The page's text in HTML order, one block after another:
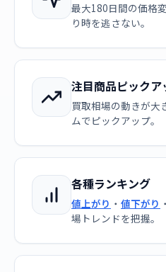
最大180日間の価格
り時を逃さない。
注目商品ピックア
買取相場の動きが大
ムでピックアップ。
各種ランキング
値上がり ・ 値下がり ・
場トレンドを把握。